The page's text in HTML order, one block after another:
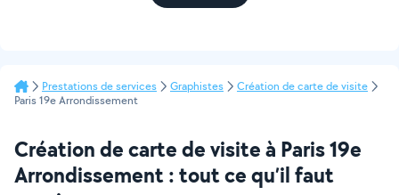
Prestations de services Graphistes
Création de carte de visite
Paris 19e Arrondissement
Création de carte de visite à Paris 19e
Arrondissement : tout ce qu’il faut